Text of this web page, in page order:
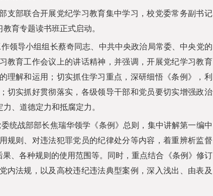
支部联合开展党纪学习教育集中学习，校党委常务副书记
育专题读书班正式启动。
领导小组组长蔡奇同志、中共中央政治局常委、中央党的
教育工作会议上的讲话精神，并强调，开展党纪学习教育
理解和运用；切实抓住学习重点，深研细悟《条例》，利
切实抓好贯彻落实，各级领导干部和党员要切实增强政治
、道德定力和抵腐定力。
统战部部长焦瑞华领学《条例》总则，集中讲解第一编中
规则、对违法犯罪党员的纪律处分等内容，着重辨析监督
、各种规则的使用范围等。同时，重点结合《条例》修订
内法规，以及高校违纪违法典型案例，深入浅出、由表及